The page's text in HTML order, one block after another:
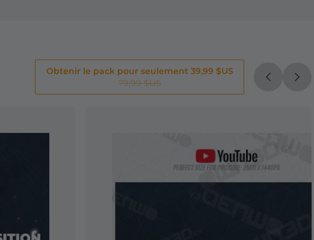
Obtenir le pack pour seulement 39,99 $US
79,99 $US